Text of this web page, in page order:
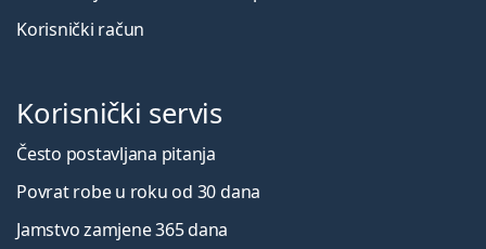
Korisnički račun
Korisnički servis
Često postavljana pitanja
Povrat robe u roku od 30 dana
Jamstvo zamjene 365 dana